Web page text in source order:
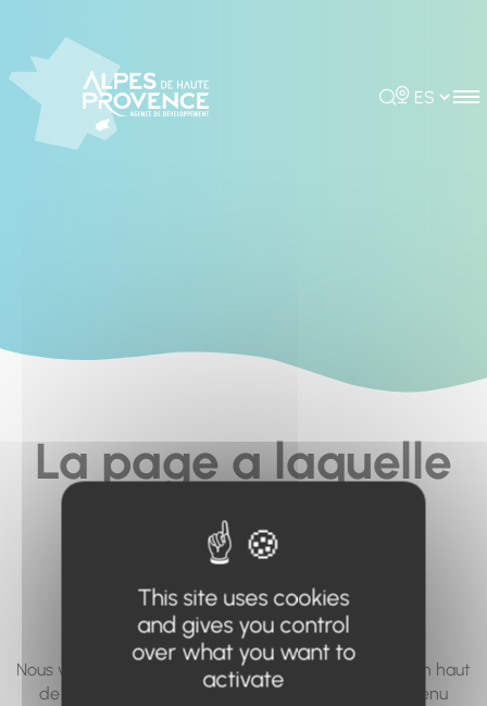
Rechercher
Choisir la
La page a laquelle
vous cherchez à
accéder n'existe
pas... ou plus.
Nous vous invitons à utiliser le moteur de recherche en haut
de page, ou à utiliser le menu pour trouver le contenu
This site uses cookies
and gives you control
over what you want to
activate